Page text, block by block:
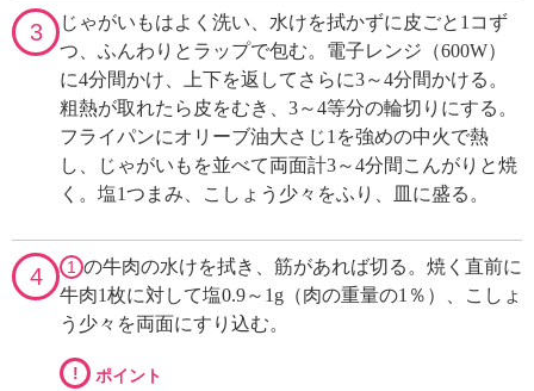
3
じゃがいもはよく洗い、水けを拭かずに皮ごと1コず
つ、ふんわりとラップで包む。電子レンジ（600W）
に4分間かけ、上下を返してさらに3～4分間かける。
粗熱が取れたら皮をむき、3～4等分の輪切りにする。
フライパンにオリーブ油大さじ1を強めの中火で熱
し、じゃがいもを並べて両面計3～4分間こんがりと焼
く。塩1つまみ、こしょう少々をふり、皿に盛る。
4 1 の牛肉の水けを拭き、筋があれば切る。焼く直前に
牛肉1枚に対して塩0.9～1g（肉の重量の1％）、こしょ
う少々を両面にすり込む。
! ポイント